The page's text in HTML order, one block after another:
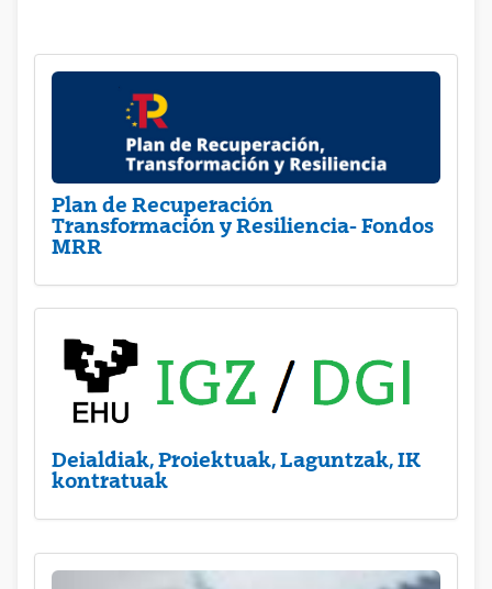
Plan de Recuperación
Transformación y Resiliencia- Fondos
MRR
Deialdiak, Proiektuak, Laguntzak, IK
kontratuak